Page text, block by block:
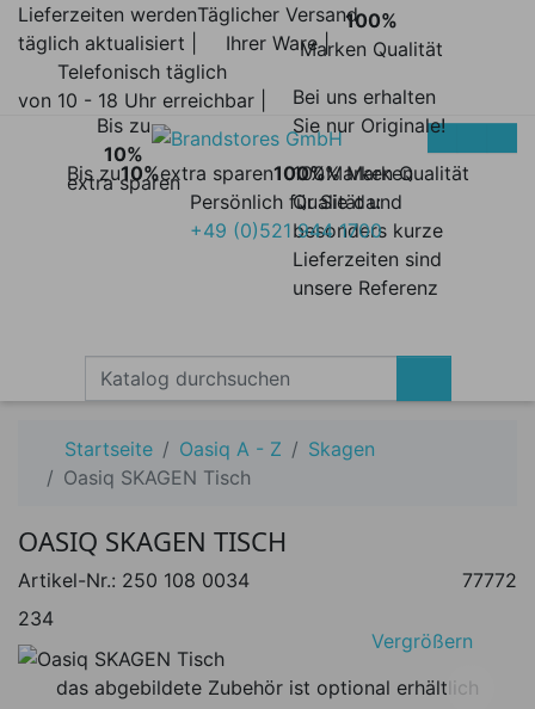
Lieferzeiten werden
täglich aktualisiert |
Täglicher Versand
Ihrer Ware |
Telefonisch täglich
von 10 - 18 Uhr erreichbar |
Bis zu10%extra sparen
Bis zu
10%
extra sparen
100%Marken Qualität
100%
Marken Qualität
Bei uns erhalten
Sie nur Originale!
100% Marken
Qualität und
besonders kurze
Lieferzeiten sind
unsere Referenz
Persönlich für Sie da:
+49 (0)521 944 1700
Startseite Oasiq A - Z
Skagen
Oasiq SKAGEN Tisch
OASIQ SKAGEN TISCH
Artikel-Nr.: 250 108 0034
234
77772
Vergrößern
das abgebildete Zubehör ist optional erhältlich